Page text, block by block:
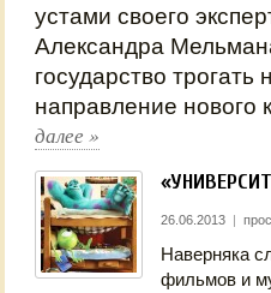
устами своего
Александра
государство
направление
далее »
26.06.2013 |
Наверняка
фильмов и